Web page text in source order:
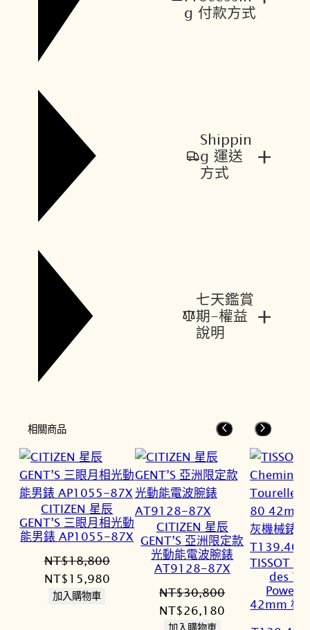
g 付款方式
Shippin
g 運送
方式
+
七天鑑賞
期-權益
說明
+
相關商品
CITIZEN 星辰
GENT’S 三眼月相光動
能男錶 AP1055-87X
NT$18,800
原
始
NT$15,980目
加入購物車
CITIZEN 星辰
GENT’S 亞洲限定款
光動能電波腕錶
AT9128-87X
NT$30,800
原
NT$26,180
TISSOT
des
42mm 杜